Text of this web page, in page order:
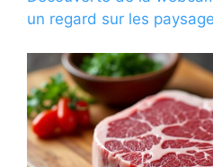
un regard sur les